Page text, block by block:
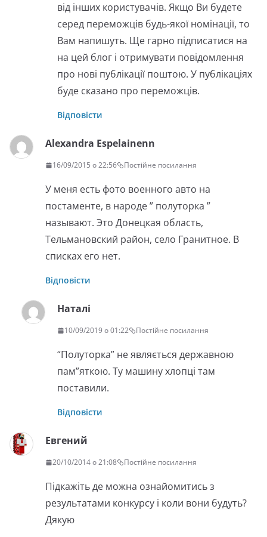
від інших користувачів. Якщо Ви будете
серед переможців будь-якої номінації, то
Вам напишуть. Ще гарно підписатися на
на цей блог і отримувати повідомлення
про нові публікації поштою. У публікаціях
буде сказано про переможців.
Відповісти
Alexandra Espelainenn
16/09/2015 о 22:56 Постійне посилання
У меня есть фото военного авто на
постаменте, в народе ” полуторка ”
называют. Это Донецкая область,
Тельмановский район, село Гранитное. В
списках его нет.
Відповісти
Наталі
10/09/2019 о 01:22 Постійне посилання
“Полуторка” не являється державною
пам”яткою. Ту машину хлопці там
поставили.
Відповісти
Евгений
20/10/2014 о 21:08 Постійне посилання
Підкажіть де можна ознайомитись з
результатами конкурсу і коли вони будуть?
Дякую